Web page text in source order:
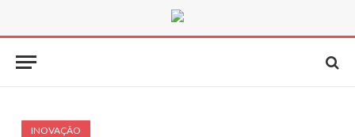
INOVAÇÃO